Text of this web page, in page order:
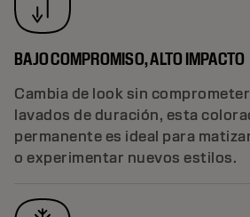
BAJO COMPROMISO, ALTO IMPACTO
Cambia de look sin
lavados de duración, esta
permanente es ideal para
o experimentar nuevos estilos.